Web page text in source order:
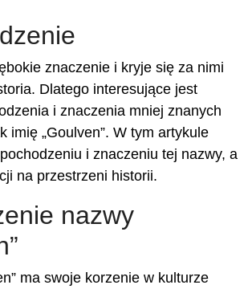
znaczenie i kryje się za nimi
Dlatego interesujące jest
i znaczenia mniej znanych
imię „Goulven”. W tym artykule
i znaczeniu tej nazwy, a
na przestrzeni historii.
nazwy
ma swoje korzenie w kulturze